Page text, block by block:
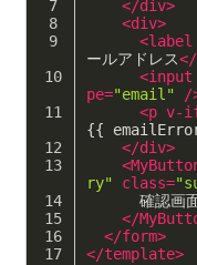
</div>
<div>
<label
ールアドレス</
<input
pe="email" /
<p v-
{{
</div>
<
ry"
class=
確認
</
</form>
</template>